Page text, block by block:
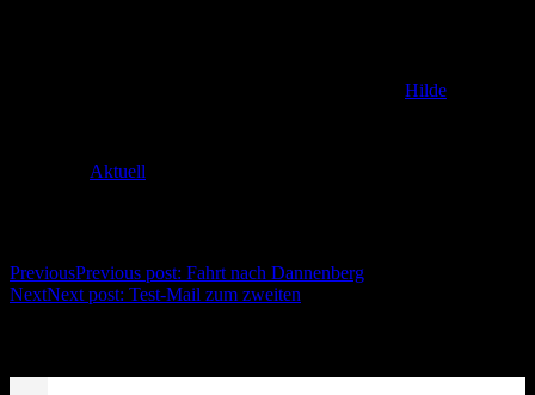
Hilde
Aktuell
PreviousPrevious post: Fahrt nach Dannenberg
NextNext post: Test-Mail zum zweiten